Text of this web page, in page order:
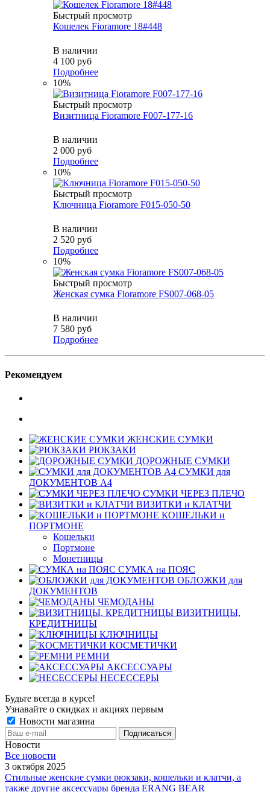
Быстрый просмотр
Кошелек Fioramore 18#448
В наличии
4 100 руб
Подробнее
10%
Быстрый просмотр
Визитница Fioramore F007-177-16
В наличии
2 000 руб
Подробнее
10%
Быстрый просмотр
Ключница Fioramore F015-050-50
В наличии
2 520 руб
Подробнее
10%
Быстрый просмотр
Женская сумка Fioramore FS007-068-05
В наличии
7 580 руб
Подробнее
Рекомендуем
ЖЕНСКИЕ СУМКИ
РЮКЗАКИ
ДОРОЖНЫЕ СУМКИ
СУМКИ для
ДОКУМЕНТОВ А4
СУМКИ ЧЕРЕЗ ПЛЕЧО
ВИЗИТКИ и КЛАТЧИ
КОШЕЛЬКИ и
ПОРТМОНЕ
Кошельки
Портмоне
Монетницы
СУМКА на ПОЯС
ОБЛОЖКИ для
ДОКУМЕНТОВ
ЧЕМОДАНЫ
ВИЗИТНИЦЫ,
КРЕДИТНИЦЫ
КЛЮЧНИЦЫ
КОСМЕТИЧКИ
РЕМНИ
АКСЕССУАРЫ
НЕСЕССЕРЫ
Будьте всегда в курсе!
Узнавайте о скидках и акциях первым
Новости магазина
Новости
Все новости
3 октября 2025
Стильные женские сумки рюкзаки, кошельки и клатчи, а
также другие аксессуары бренда ERANG BEAR